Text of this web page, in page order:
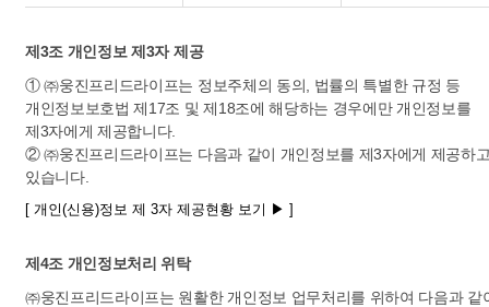
제3조 개인정보 제3자 제공
① ㈜웅진프리드라이프는 정보주체의 동의, 법률의 특별한 규정 등
개인정보보호법 제17조 및 제18조에 해당하는 경우에만 개인정보를
제3자에게 제공합니다.
② ㈜웅진프리드라이프는 다음과 같이 개인정보를 제3자에게 제공하
있습니다.
[ 개인(신용)정보 제 3자 제공현황 보기 ▶ ]
제4조 개인정보처리 위탁
㈜웅진프리드라이프는 원활한 개인정보 업무처리를 위하여 다음과 같